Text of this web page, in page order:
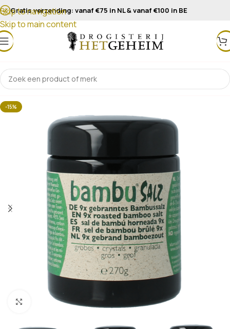
Skip to navigation
Skip to main content
Gratis verzending: vanaf €75 in NL & vanaf €100 in BE
-15%
Klik om te vergroten